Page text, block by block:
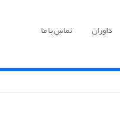
داوران تماس با ما